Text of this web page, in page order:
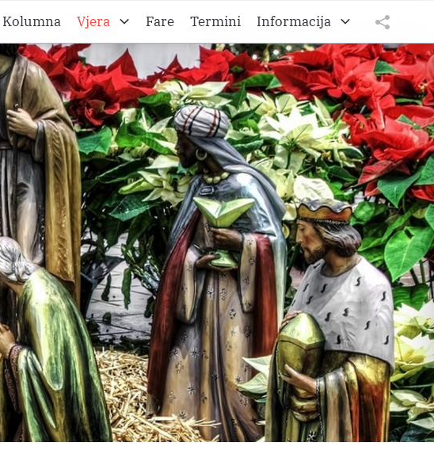
Kolumna
Vjera
ljeto A
ljeto B
ljeto C
Fare Termini
Informacija
O Željezanskoj biškupiji
O Gradišćanski Hrvati
O Hrvatskom vikarijatu
Impressum
Datenschutz
tweet
teilen
teilen